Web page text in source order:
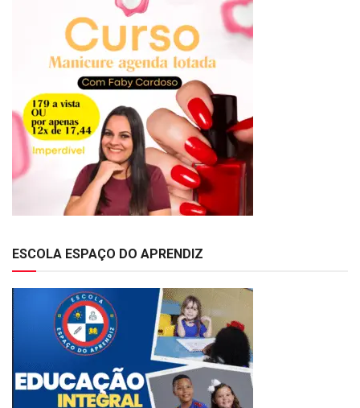
ESCOLA ESPAÇO DO APRENDIZ